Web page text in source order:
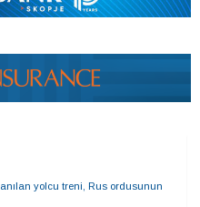
yolcu treni, Rus ordusunun